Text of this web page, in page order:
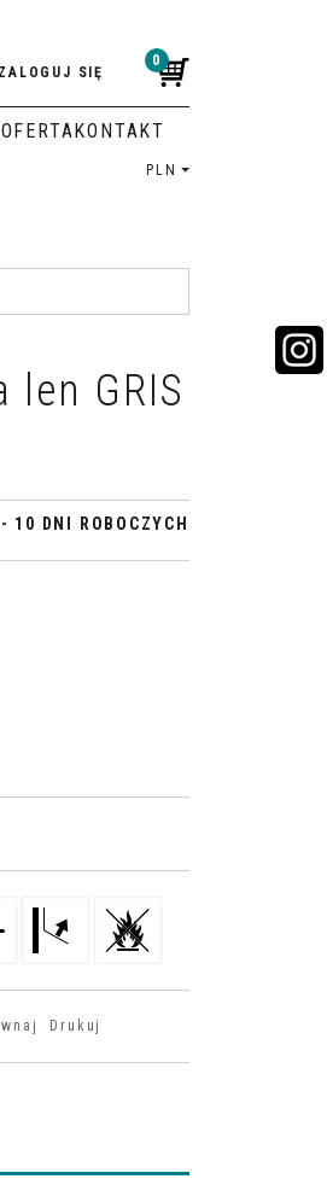
0
ZALOGUJ SIĘ
OFERTAKONTAKT
PLN
GRIS
10 DNI ROBOCZYCH
Drukuj